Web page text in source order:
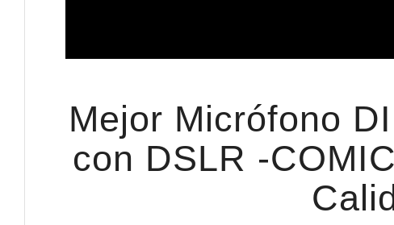
Mejor Micrófono
con DSLR -